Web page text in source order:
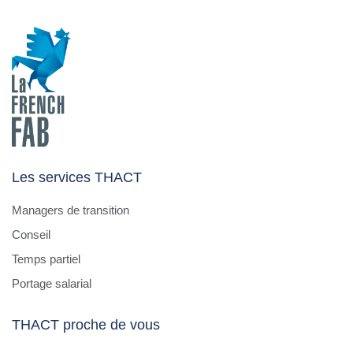
Les services THACT
Managers de transition
Conseil
Temps partiel
Portage salarial
THACT proche de vous